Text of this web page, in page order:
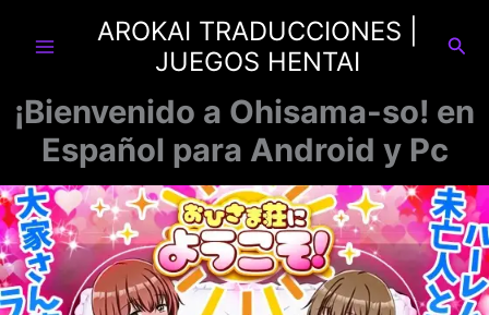
AROKAI TRADUCCIONES |
JUEGOS HENTAI
¡Bienvenido a Ohisama-so! en
Español para Android y Pc